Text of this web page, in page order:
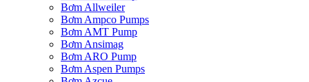
Bơm Allweiler
Bơm Ampco Pumps
Bơm AMT Pump
Bơm Ansimag
Bơm ARO Pump
Bơm Aspen Pumps